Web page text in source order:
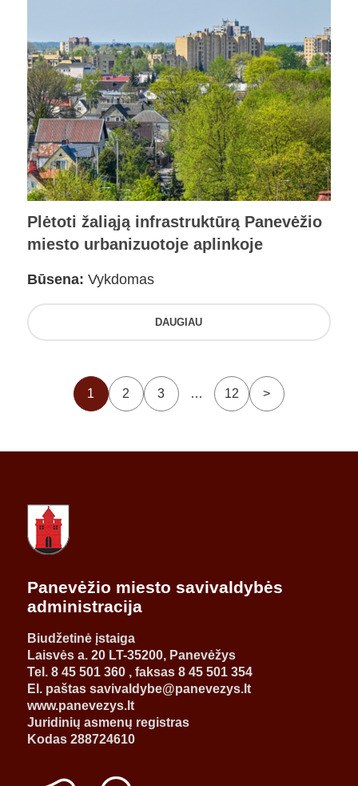
Plėtoti žaliąją infrastruktūrą Panevėžio
miesto urbanizuotoje aplinkoje
Būsena: Vykdomas
DAUGIAU
1 2 3 … 12 >
Panevėžio miesto savivaldybės
administracija
Biudžetinė įstaiga
Laisvės a. 20 LT-35200, Panevėžys
Tel. 8 45 501 360 , faksas 8 45 501 354
El. paštas savivaldybe@panevezys.lt
www.panevezys.lt
Juridinių asmenų registras
Kodas 288724610